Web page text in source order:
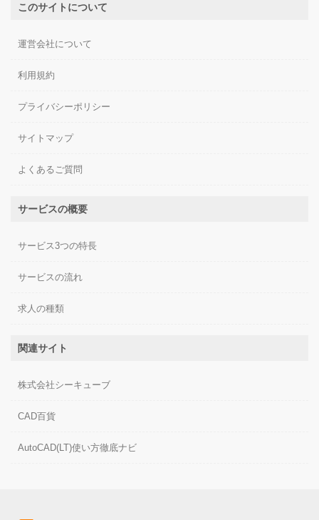
このサイトについて
運営会社について
利用規約
プライバシーポリシー
サイトマップ
よくあるご質問
サービスの概要
サービス3つの特長
サービスの流れ
求人の種類
関連サイト
株式会社シーキューブ
CAD百貨
AutoCAD(LT)使い方徹底ナビ